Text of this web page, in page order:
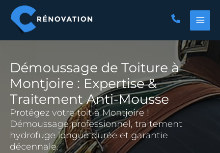
contenu
Démoussage de Toiture à
Montjoire : Expertise &
Traitement Anti-Mousse
Protégez votre toit à Montjoire !
Démoussage professionnel, traitement
hydrofuge longue durée et garantie
décennale.